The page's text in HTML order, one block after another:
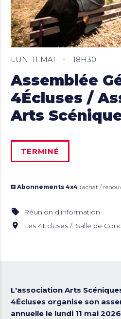
LUN. 11 MAI - 18H30
Assemblée
4Écluses /
Arts
TERMINÉ
Abonnements 4x4 : achat /
Réunion d'information
Les 4Ecluses
Salle de
L'association Arts
4Écluses organise son
annuelle le lundi 11 mai